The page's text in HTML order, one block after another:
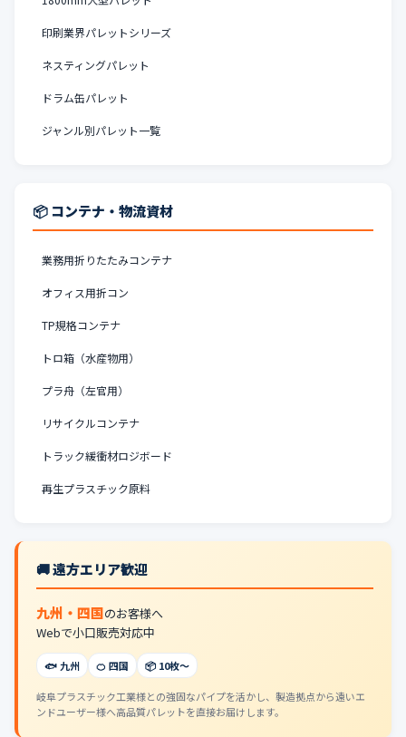
印刷業界パレットシリーズ
ネスティングパレット
ドラム缶パレット
ジャンル別パレット一覧
📦 コンテナ・物流資材
業務用折りたたみコンテナ
オフィス用折コン
TP規格コンテナ
トロ箱（水産物用）
プラ舟（左官用）
リサイクルコンテナ
トラック緩衝材ロジボード
再生プラスチック原料
🚚 遠方エリア歓迎
九州・四国のお客様へ
Webで小口販売対応中
🐟 九州 🍊 四国 📦 10枚〜
岐阜プラスチック工業様との強固なパイプを活かし、製造拠点から遠いエ
ンドユーザー様へ高品質パレットを直接お届けします。